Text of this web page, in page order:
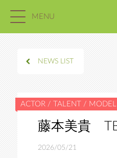
MENU
NEWS LIST
藤本美貴
2026/05/21